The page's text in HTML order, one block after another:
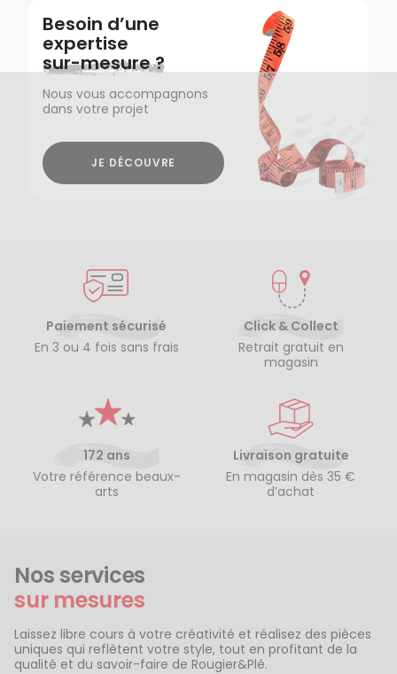
Besoin d’une
expertise
sur-mesure ?
Nous vous accompagnons
dans votre projet
JE DÉCOUVRE
Paiement sécurisé
En 3 ou 4 fois sans frais
Click & Collect
Retrait gratuit en
magasin
172 ans
Votre référence beaux-
arts
Livraison gratuite
En magasin dès 35 €
d’achat
Nos services
sur mesures
Laissez libre cours à votre créativité et réalisez des pièces
uniques qui reflètent votre style, tout en profitant de la
qualité et du savoir-faire de Rougier&Plé.